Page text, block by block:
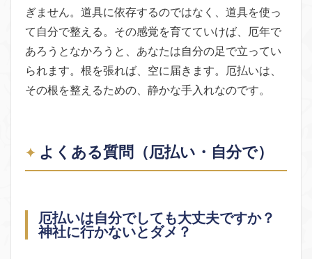
ぎません。道具に依存するのではなく、道具を使っ
て自分で整える。その感覚を育てていけば、厄年で
あろうとなかろうと、あなたは自分の足で立ってい
られます。根を張れば、空に届きます。厄払いは、
その根を整えるための、静かな手入れなのです。
よくある質問（厄払い・自分で）
厄払いは自分でしても大丈夫ですか？
神社に行かないとダメ？